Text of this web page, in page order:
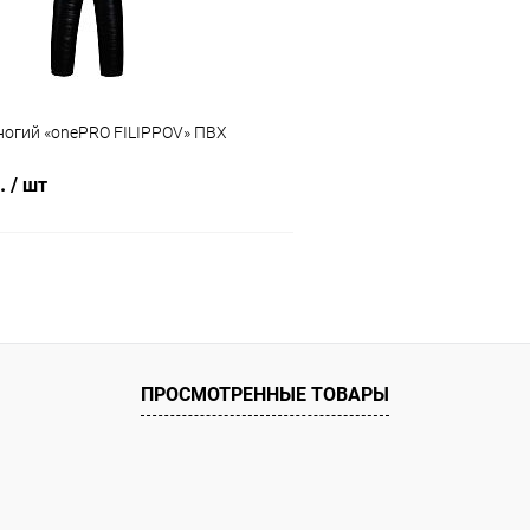
«onePRO FILIPPOV» ПВХ
/ шт
Сравнение
В наличии
ПРОСМОТРЕННЫЕ ТОВАРЫ